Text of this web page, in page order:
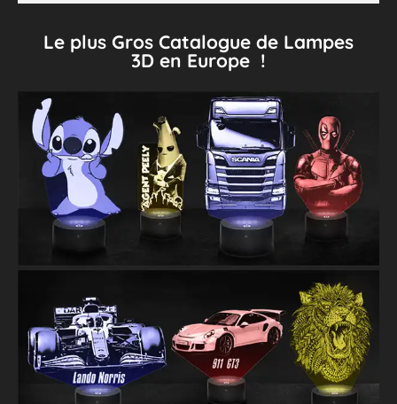
Le plus Gros Catalogue de Lampes
3D en Europe !